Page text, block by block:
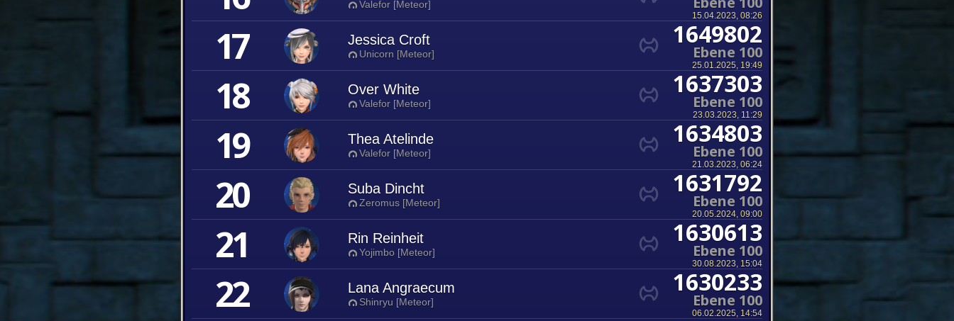
Valefor [Meteor]
15.04.2023, 08:26
17 Jessica Croft
Unicorn [Meteor]
1649802
Ebene 100
25.01.2025, 19:49
18 Over White
Valefor [Meteor]
1637303
Ebene 100
23.03.2023, 11:29
19 Thea Atelinde
Valefor [Meteor]
1634803
Ebene 100
21.03.2023, 06:24
20 Suba Dincht
Zeromus [Meteor]
1631792
Ebene 100
20.05.2024, 09:00
21 Rin Reinheit
Yojimbo [Meteor]
1630613
Ebene 100
30.08.2023, 15:04
22 Lana Angraecum
Shinryu [Meteor]
1630233
Ebene 100
06.02.2025, 14:54